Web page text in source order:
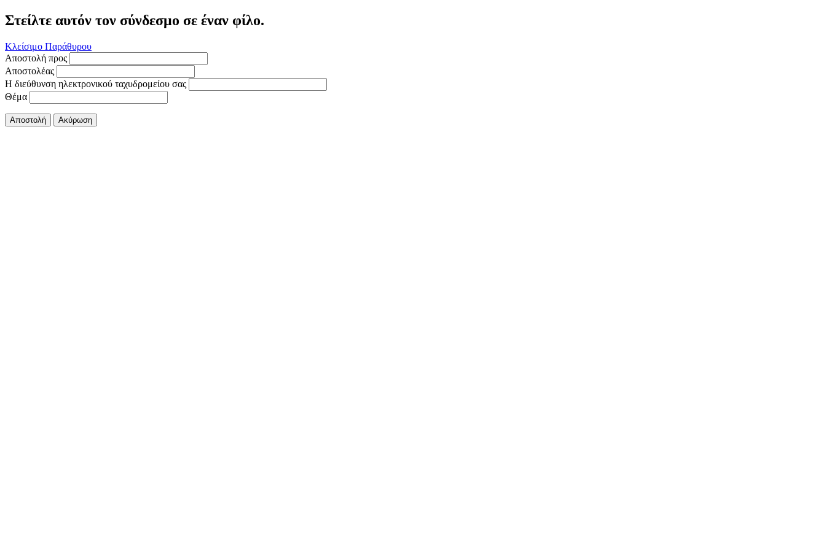
Στείλτε αυτόν τον σύνδεσμο σε έναν φίλο.
Κλείσιμο Παράθυρου
Αποστολή προς
Αποστολέας
Η διεύθυνση ηλεκτρονικού ταχυδρομείου σας
Θέμα
Αποστολή Ακύρωση